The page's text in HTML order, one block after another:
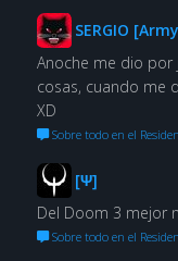
SERGIO
Anoche me dio por
cosas, cuando me
XD
Sobre todo en el
[Ψ]
Del Doom 3 mejor
Sobre todo en el